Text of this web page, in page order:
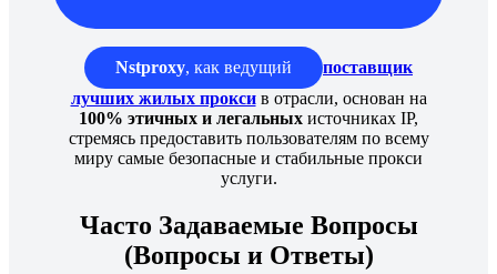
Nstproxy, как ведущий
поставщик
лучших жилых проксив отрасли, основан на
100% этичных и легальных источниках IP,
стремясь предоставить пользователям по всему
миру самые безопасные и стабильные прокси
услуги.
Часто Задаваемые Вопросы
(Вопросы и Ответы)